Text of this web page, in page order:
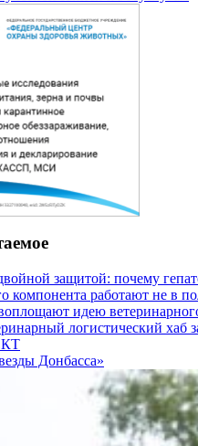
защитой: почему
компонента работают не в
идею
логистический хаб
Донбасса»